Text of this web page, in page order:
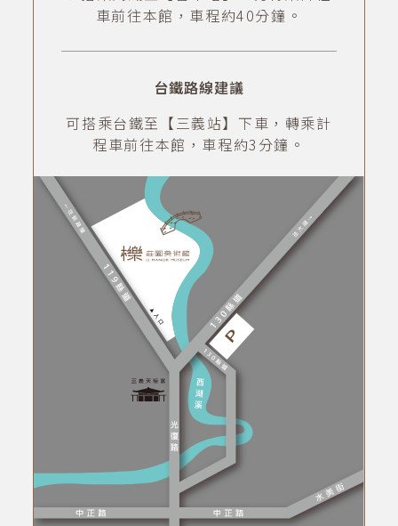
車前往本館，車程約40分鐘。
台鐵路線建議
可搭乘台鐵至【三義站】下車，轉乘計
程車前往本館，車程約3分鐘。